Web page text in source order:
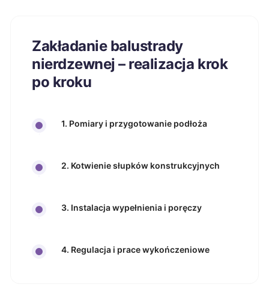
Zakładanie balustrady
nierdzewnej – realizacja krok
po kroku
1. Pomiary i przygotowanie podłoża
2. Kotwienie słupków konstrukcyjnych
3. Instalacja wypełnienia i poręczy
4. Regulacja i prace wykończeniowe